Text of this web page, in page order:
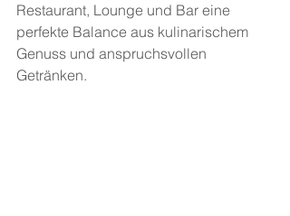
Restaurant, Lounge und Bar eine
perfekte Balance aus kulinarischem
Genuss und anspruchsvollen
Getränken.